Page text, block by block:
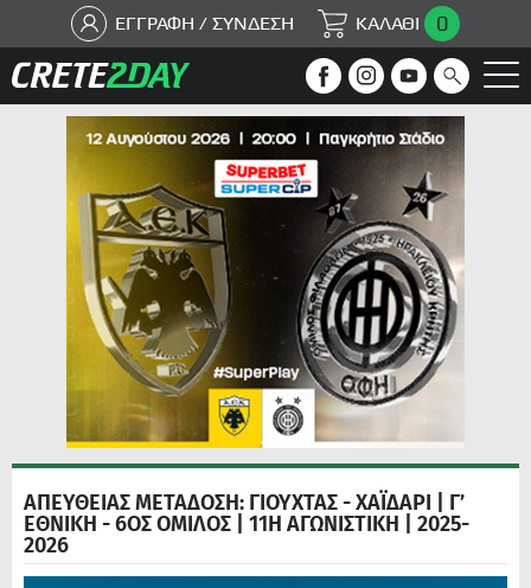
ΕΓΓΡΑΦΗ / ΣΥΝΔΕΣΗ ΚΑΛΑΘΙ 0
ΑΠΕΥΘΕΙΑΣ ΜΕΤΑΔΟΣΗ: ΓΙΟΥΧΤΑΣ - ΧΑΪΔΑΡΙ | Γ’
ΕΘΝΙΚΗ - 6ΟΣ ΟΜΙΛΟΣ | 11Η ΑΓΩΝΙΣΤΙΚΗ | 2025-
2026